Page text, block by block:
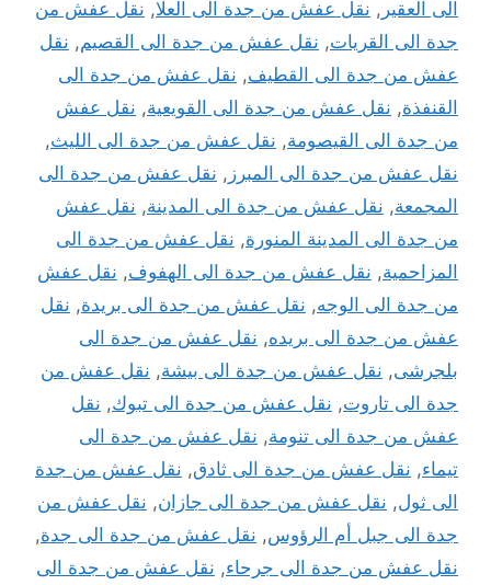
الى العقير , نقل عفش من جدة الى العلا, نقل عفش من
جدة الى القريات, نقل عفش من جدة الى القصيم, نقل
عفش من جدة الى القطيف, نقل عفش من جدة الى
القنفذة, نقل عفش من جدة الى القويعية, نقل عفش
من جدة الى القيصومة, نقل عفش من جدة الى الليث,
نقل عفش من جدة الى المبرز , نقل عفش من جدة الى
المجمعة, نقل عفش من جدة الى المدينة, نقل عفش
من جدة الى المدينة المنورة, نقل عفش من جدة الى
المزاحمية, نقل عفش من جدة الى الهفوف, نقل عفش
من جدة الى الوجه, نقل عفش من جدة الى بريدة, نقل
عفش من جدة الى بريده, نقل عفش من جدة الى
بلجرشى, نقل عفش من جدة الى بيشة, نقل عفش من
جدة الى تاروت, نقل عفش من جدة الى تبوك, نقل
عفش من جدة الى تنومة, نقل عفش من جدة الى
تيماء, نقل عفش من جدة الى ثادق, نقل عفش من جدة
الى ثول, نقل عفش من جدة الى جازان, نقل عفش من
جدة الى جبل أم الرؤوس, نقل عفش من جدة الى جدة,
نقل عفش من جدة الى جرحاء, نقل عفش من جدة الى